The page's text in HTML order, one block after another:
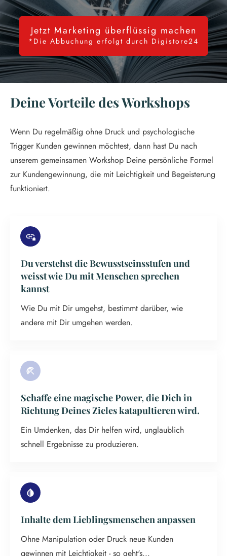
Jetzt Marketing überflüssig machen
*Die Abbuchung erfolgt durch Digistore24
Deine Vorteile des Workshops
Wenn Du regelmäßig ohne Druck und psychologische
Trigger Kunden gewinnen möchtest, dann hast Du nach
unserem gemeinsamen Workshop Deine persönliche Formel
zur Kundengewinnung, die mit Leichtigkeit und Begeisterung
funktioniert.
Du verstehst die Bewusstseinsstufen und
weisst wie Du mit Menschen sprechen
kannst
Wie Du mit Dir umgehst, bestimmt darüber, wie
andere mit Dir umgehen werden.
Schaffe eine magische Power, die Dich in
Richtung Deines Zieles katapultieren wird.
Ein Umdenken, das Dir helfen wird, unglaublich
schnell Ergebnisse zu produzieren.
Inhalte dem Lieblingsmenschen anpassen
Ohne Manipulation oder Druck neue Kunden
gewinnen mit Leichtigkeit - so geht's...